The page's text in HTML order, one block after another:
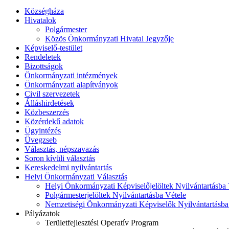
Községháza
Hivatalok
Polgármester
Közös Önkormányzati Hivatal Jegyzője
Képviselő-testület
Rendeletek
Bizottságok
Önkormányzati intézmények
Önkormányzati alapítványok
Civil szervezetek
Álláshirdetések
Közbeszerzés
Közérdekű adatok
Ügyintézés
Üvegzseb
Választás, népszavazás
Soron kívüli választás
Kereskedelmi nyilvántartás
Helyi Önkormányzati Választás
Helyi Önkormányzati Képviselőjelöltek Nyilvántartásba
Polgármesterjelöltek Nyilvántartásba Vétele
Nemzetiségi Önkormányzati Képviselők
Pályázatok
Területfejlesztési Operatív Program